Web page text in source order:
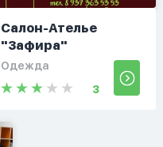
Салон-Ателье
"Зафира"
Одежда
3